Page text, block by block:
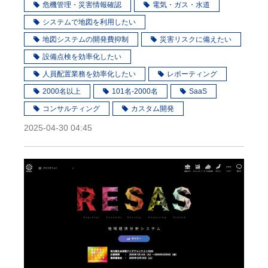
危機管理・災害情報確認 電気・ガス・水道
システムで地図を利用したい
地図システムの開発費抑制 災害リスクに備えたい
設備点検を効率化したい
人員配置業務を効率化したい レポーティング
2000名以上 101名-2000名 SaaS
コンサルティング カスタム開発
2025-04-30 04:45